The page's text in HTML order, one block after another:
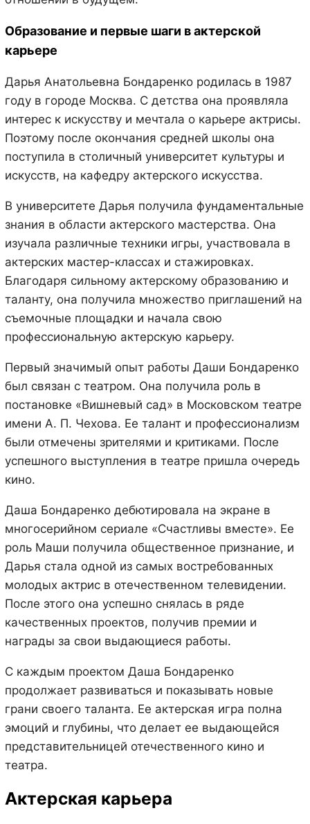
Образование и первые шаги в актерской
карьере
Дарья Анатольевна Бондаренко родилась в 1987
году в городе Москва. С детства она проявляла
интерес к искусству и мечтала о карьере актрисы.
Поэтому после окончания средней школы она
поступила в столичный университет культуры и
искусств, на кафедру актерского искусства.
В университете Дарья получила фундаментальные
знания в области актерского мастерства. Она
изучала различные техники игры, участвовала в
актерских мастер-классах и стажировках.
Благодаря сильному актерскому образованию и
таланту, она получила множество приглашений на
съемочные площадки и начала свою
профессиональную актерскую карьеру.
Первый значимый опыт работы Даши Бондаренко
был связан с театром. Она получила роль в
постановке «Вишневый сад» в Московском театре
имени А. П. Чехова. Ее талант и профессионализм
были отмечены зрителями и критиками. После
успешного выступления в театре пришла очередь
кино.
Даша Бондаренко дебютировала на экране в
многосерийном сериале «Счастливы вместе». Ее
роль Маши получила общественное признание, и
Дарья стала одной из самых востребованных
молодых актрис в отечественном телевидении.
После этого она успешно снялась в ряде
качественных проектов, получив премии и
награды за свои выдающиеся работы.
С каждым проектом Даша Бондаренко
продолжает развиваться и показывать новые
грани своего таланта. Ее актерская игра полна
эмоций и глубины, что делает ее выдающейся
представительницей отечественного кино и
театра.
Актерская карьера